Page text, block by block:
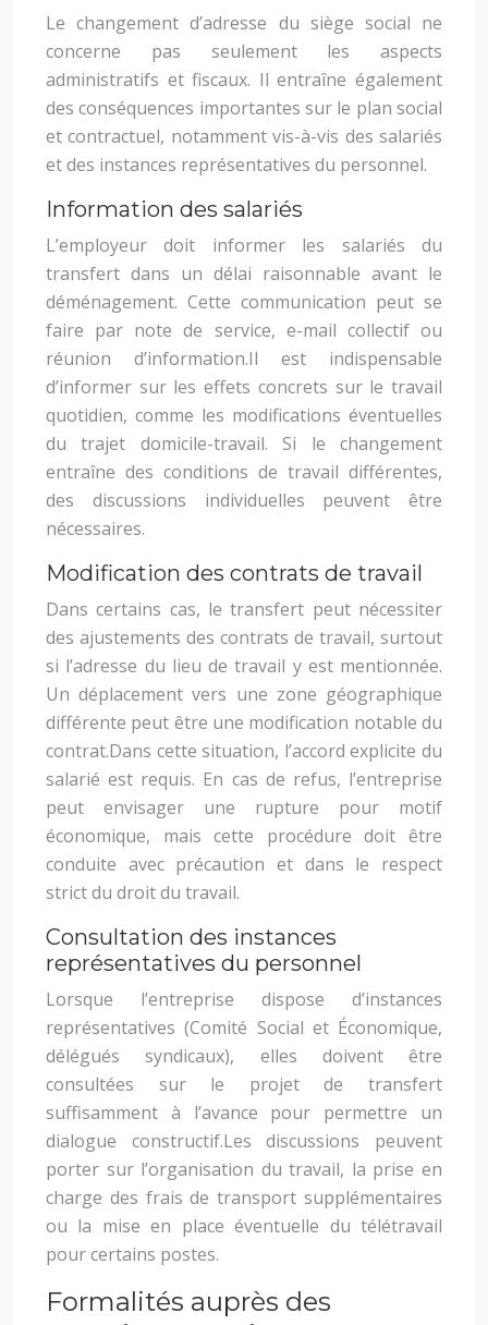
Le changement d’adresse du siège social ne
concerne pas seulement les aspects
administratifs et fiscaux. Il entraîne également
des conséquences importantes sur le plan social
et contractuel, notamment vis-à-vis des salariés
et des instances représentatives du personnel.
Information des salariés
L’employeur doit informer les salariés du
transfert dans un délai raisonnable avant le
déménagement. Cette communication peut se
faire par note de service, e-mail collectif ou
réunion d’information.Il est indispensable
d’informer sur les effets concrets sur le travail
quotidien, comme les modifications éventuelles
du trajet domicile-travail. Si le changement
entraîne des conditions de travail différentes,
des discussions individuelles peuvent être
nécessaires.
Modification des contrats de travail
Dans certains cas, le transfert peut nécessiter
des ajustements des contrats de travail, surtout
si l’adresse du lieu de travail y est mentionnée.
Un déplacement vers une zone géographique
différente peut être une modification notable du
contrat.Dans cette situation, l’accord explicite du
salarié est requis. En cas de refus, l’entreprise
peut envisager une rupture pour motif
économique, mais cette procédure doit être
conduite avec précaution et dans le respect
strict du droit du travail.
Consultation des instances
représentatives du personnel
Lorsque l’entreprise dispose d’instances
représentatives (Comité Social et Économique,
délégués syndicaux), elles doivent être
consultées sur le projet de transfert
suffisamment à l’avance pour permettre un
dialogue constructif.Les discussions peuvent
porter sur l’organisation du travail, la prise en
charge des frais de transport supplémentaires
ou la mise en place éventuelle du télétravail
pour certains postes.
Formalités auprès des